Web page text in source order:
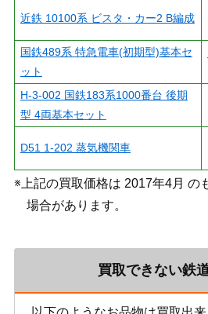
近鉄 10100系 ビスタ・カー2 B編成
国鉄489系 特急電車(初期型)基本セ
ット
H-3-002 国鉄183系1000番台 後期
型 4両基本セット
D51 1-202 蒸気機関車
※上記の買取価格は 2017年4月 の
場合があります。
買取できない鉄